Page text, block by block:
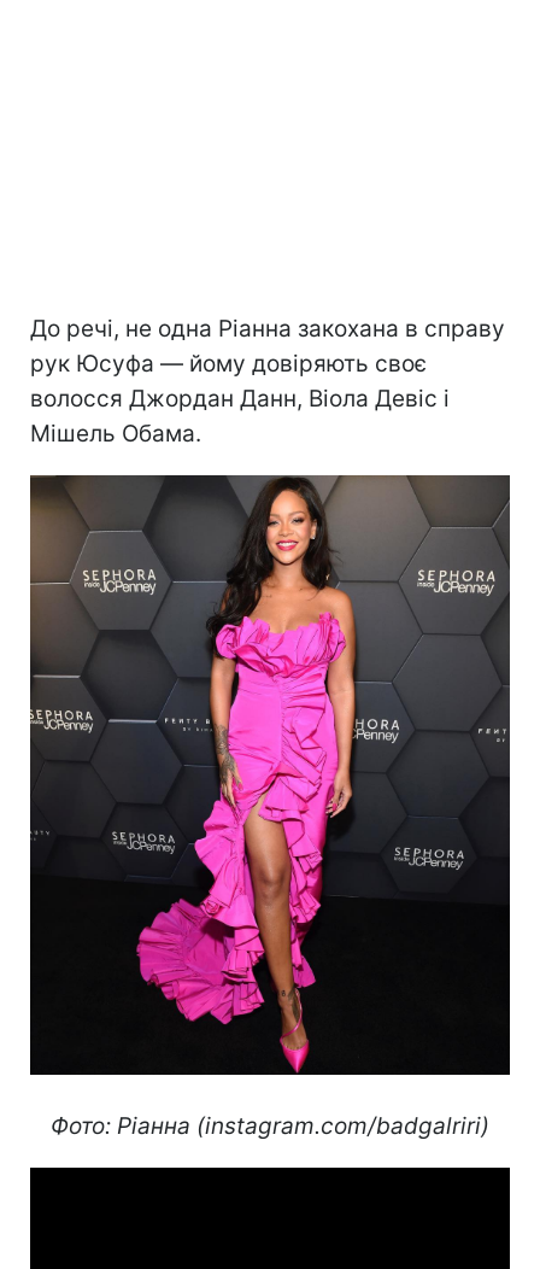
До речі, не одна Ріанна закохана в справу
рук Юсуфа — йому довіряють своє
волосся Джордан Данн, Віола Девіс і
Мішель Обама.
Фото: Ріанна (instagram.com/badgalriri)